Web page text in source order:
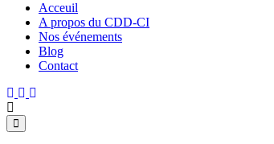
Acceuil
A propos du CDD-CI
Nos événements
Blog
Contact